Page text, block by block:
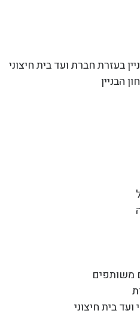
בעזרת חברת ועד בית חיצוני
הבניין
משותפים
בית חיצוני